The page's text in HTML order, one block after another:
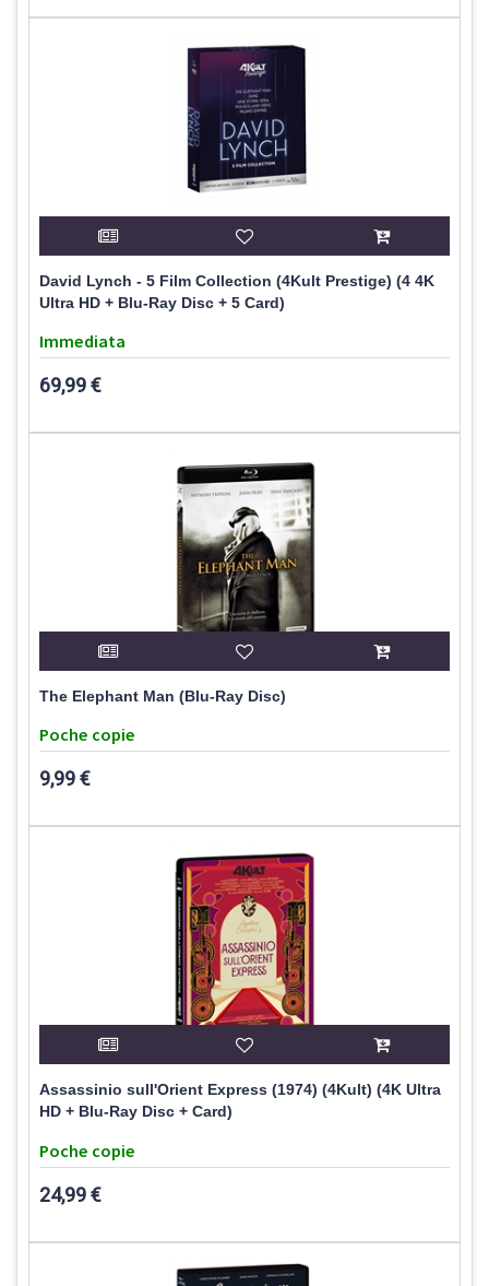
David Lynch - 5 Film Collection (4Kult Prestige) (4 4K
Ultra HD + Blu-Ray Disc + 5 Card)
Immediata
69,99 €
The Elephant Man (Blu-Ray Disc)
Poche copie
9,99 €
Assassinio sull'Orient Express (1974) (4Kult) (4K Ultra
HD + Blu-Ray Disc + Card)
Poche copie
24,99 €